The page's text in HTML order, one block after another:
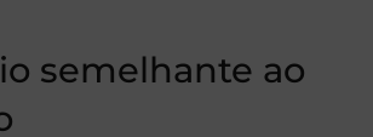
semelhante ao